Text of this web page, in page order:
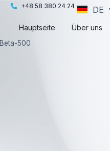
+48 58 380 24 24 DE
EN
Hauptseite Über uns
Beta-500